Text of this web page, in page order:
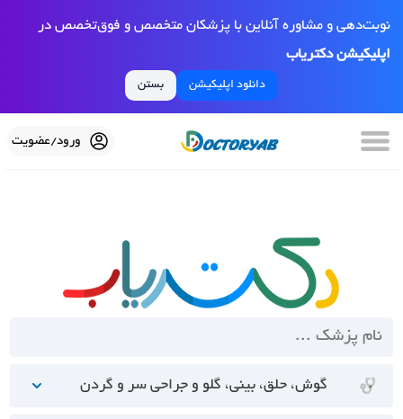
نوبت‌دهی و مشاوره آنلاین با پزشکان متخصص و فوق‌تخصص در
اپلیکیشن دکتریاب
دانلود اپلیکیشن بستن
ورود/عضویت
گوش، حلق، بینی، گلو و جراحی سر و گردن